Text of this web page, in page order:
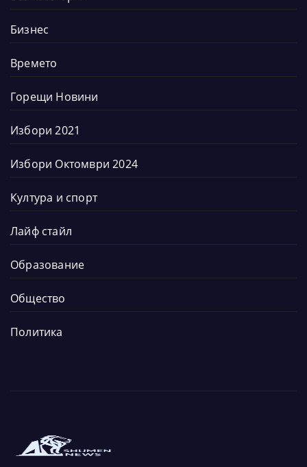
Бизнес
Времето
Горещи Новини
Избори 2021
Избори Октомври 2024
Култура и спорт
Лайф стайл
Образование
Общество
Политика